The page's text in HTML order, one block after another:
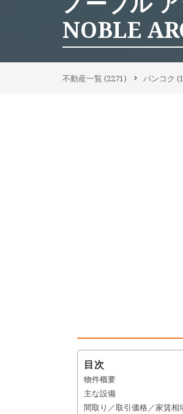
NOBLE
不動産一覧 (2271) バンコク
目次
物件概要
主な設備
間取り／取引価格／家賃相